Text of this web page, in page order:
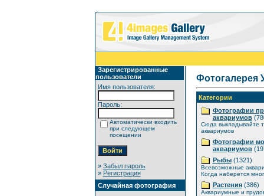
Зарегистрированные
пользователи
Имя пользователя:
Пароль:
Автоматически входить
при следующем
посещении
» Забыл пароль
» Регистрация
Случайная фотография
Фотогалерея
Категории
Фотографии
аквариумов
Сюда выкладывайте
аквариумов
Фотографии
аквариумов
Рыбы(1321)
Всевозможные
Когда наберется
Растения(386)
Аквариумные и